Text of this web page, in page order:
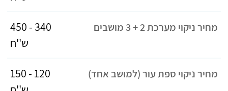
מחיר ניקוי מערכת 2 + 3 מושבים
340 - 450
ש''ח
מחיר ניקוי ספת עור (למושב אחד)
120 - 150